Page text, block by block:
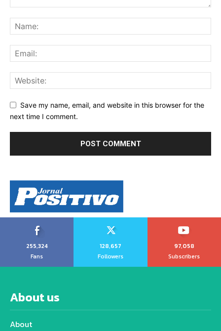
Save my name, email, and website in this browser for the
next time I comment.
255,324
Fans
128,657
Followers
97,058
Subscribers
About us
About